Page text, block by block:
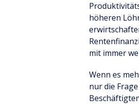
höheren
mit immer
Wenn es
nur die